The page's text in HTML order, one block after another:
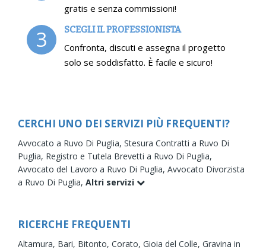
gratis e senza commissioni!
3 SCEGLI IL PROFESSIONISTA
Confronta, discuti e assegna il progetto
solo se soddisfatto. È facile e sicuro!
CERCHI UNO DEI SERVIZI PIÙ FREQUENTI?
Avvocato a Ruvo Di Puglia, Stesura Contratti a Ruvo Di
Puglia, Registro e Tutela Brevetti a Ruvo Di Puglia,
Avvocato del Lavoro a Ruvo Di Puglia, Avvocato Divorzista
a Ruvo Di Puglia, Altri servizi
RICERCHE FREQUENTI
Altamura, Bari, Bitonto, Corato, Gioia del Colle, Gravina in